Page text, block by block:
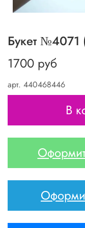
арт. 440468446
Букет №4071
1700 руб
В